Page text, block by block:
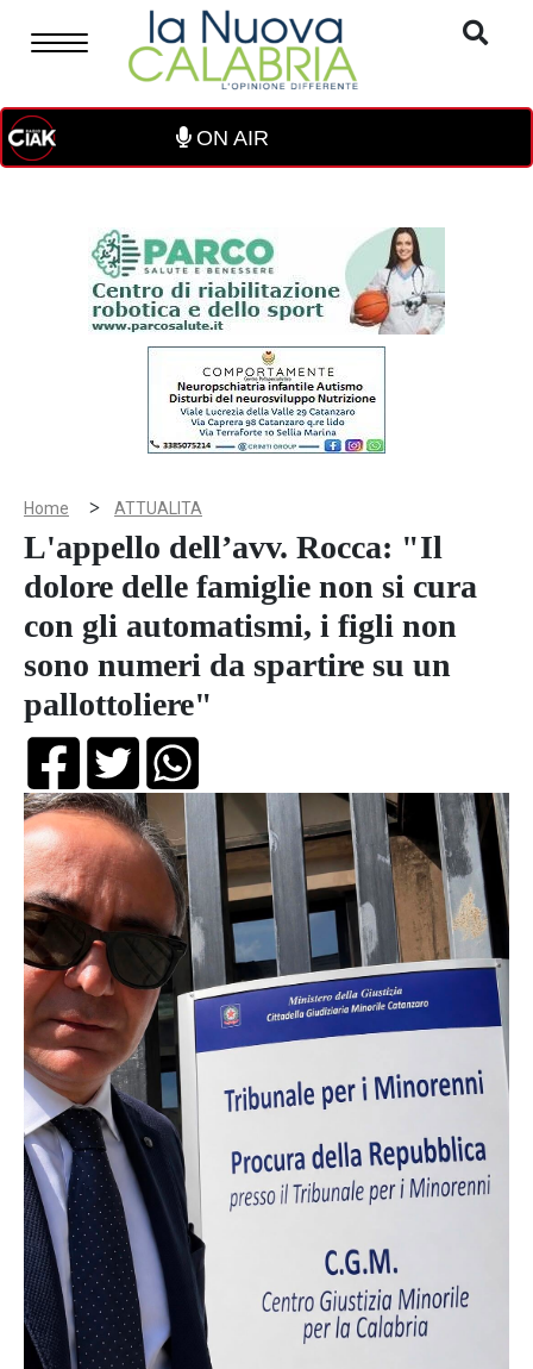
ON AIR
Home > ATTUALITA
L'appello dell’avv. Rocca: "Il
dolore delle famiglie non si cura
con gli automatismi, i figli non
sono numeri da spartire su un
pallottoliere"